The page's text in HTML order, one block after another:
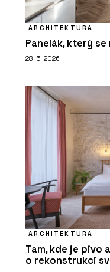
ARCHITEKTURA
Panelák, který
28. 5. 2026
ARCHITEKTURA
Tam, kde je pivo
o rekonstrukci